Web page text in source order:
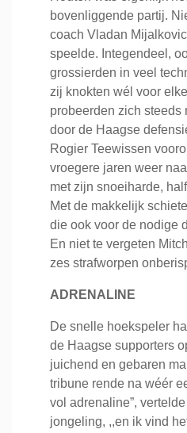
bovenliggende partij.
coach Vladan
speelde. Integendeel,
grossierden in veel
zij knokten wél voor
probeerden zich steeds
door de Haagse
Rogier Teewissen
vroegere jaren weer
met zijn snoeiharde,
Met de makkelijk
die ook voor de nodige
En niet te vergeten
zes strafworpen
ADRENALINE
De snelle hoekspeler
de Haagse supporters
juichend en gebaren
tribune rende na wéér
vol adrenaline”,
jongeling, ,,en ik vind